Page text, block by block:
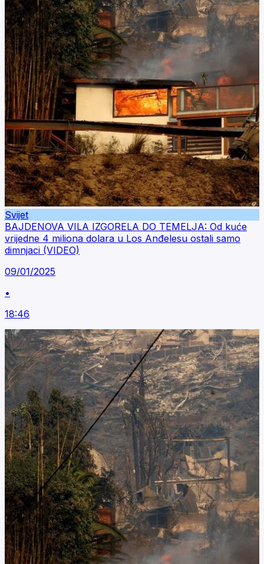
Svijet
BAJDENOVA VILA IZGORELA DO TEMELJA: Od kuće
vrijedne 4 miliona dolara u Los Anđelesu ostali samo
dimnjaci (VIDEO)
09/01/2025
•
18:46